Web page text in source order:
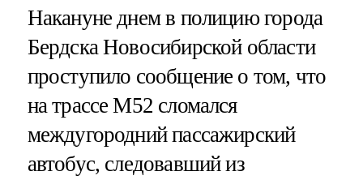
Накануне днем в полицию города
Бердска Новосибирской области
проступило сообщение о том, что
на трассе М52 сломался
междугородний пассажирский
автобус, следовавший из